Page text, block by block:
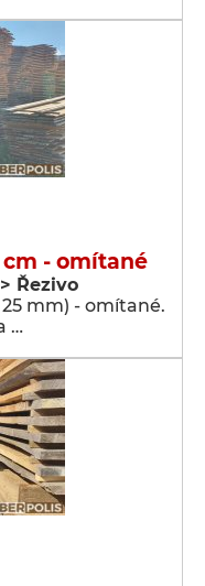
- omítané
Řezivo
mm) - omítané.
…